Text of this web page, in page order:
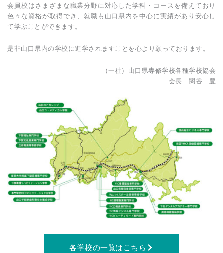
会員校はさまざまな職業分野に対応した学科・コースを備えており
色々な資格が取得でき、就職も山口県内を中心に実績があり安心し
て学ぶことができます。
是非山口県内の学校に進学されますことを心より願っております。
（一社）山口県専修学校各種学校協会
会長 関谷 豊
各学校の一覧はこちら